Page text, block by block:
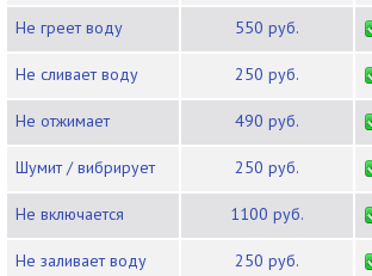
Не греет воду 550 руб.
Не сливает воду 250 руб.
Не отжимает 490 руб.
Шумит / вибрирует 250 руб.
Не включается 1100 руб.
Не заливает воду 250 руб.